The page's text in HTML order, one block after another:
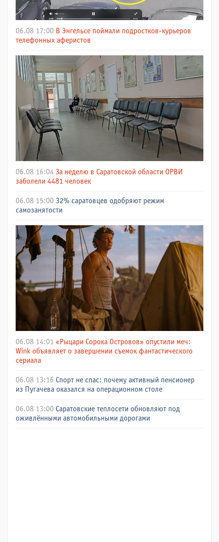
06.08 17:00 В Энгельсе поймали подростков-курьеров
телефонных аферистов
06.08 16:04 За неделю в Саратовской области ОРВИ
заболели 4481 человек
06.08 15:00 32% саратовцев одобряют режим
самозанятости
06.08 14:01 «Рыцари Сорока Островов» опустили меч:
Wink объявляет о завершении съемок фантастического
сериала
06.08 13:16 Спорт не спас: почему активный пенсионер
из Пугачева оказался на операционном столе
06.08 13:00 Саратовские теплосети обновляют под
оживлёнными автомобильными дорогами